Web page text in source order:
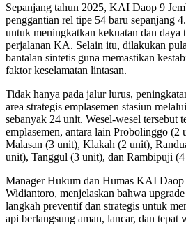
Sepanjang tahun 2025, KAI Daop 9
penggantian rel tipe 54 baru sepanjang
untuk meningkatkan kekuatan dan daya
perjalanan KA. Selain itu, dilakukan
bantalan sintetis guna memastikan
faktor keselamatan lintasan.
Tidak hanya pada jalur lurus,
area strategis emplasemen stasiun
sebanyak 24 unit. Wesel-wesel tersebut
emplasemen, antara lain Probolinggo (2
Malasan (3 unit), Klakah (2 unit),
unit), Tanggul (3 unit), dan Rambipuji
Manager Hukum dan Humas KAI Daop
Widiantoro, menjelaskan bahwa
langkah preventif dan strategis untuk
api berlangsung aman, lancar, dan tepat